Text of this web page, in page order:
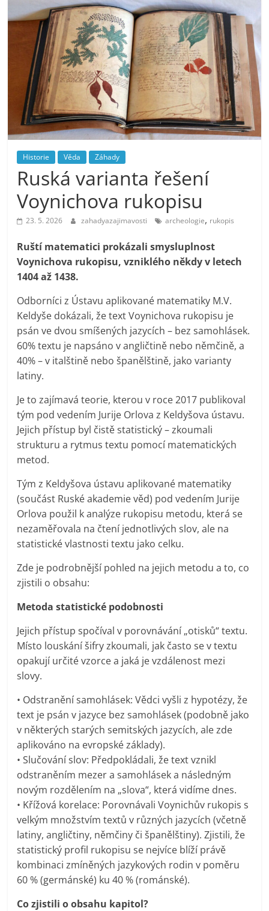
Historie Věda Záhady
Ruská varianta řešení
Voynichova rukopisu
23. 5. 2026 zahadyazajimavosti archeologie, rukopis
Ruští matematici prokázali smysluplnost
Voynichova rukopisu, vzniklého někdy v letech
1404 až 1438.
Odborníci z Ústavu aplikované matematiky M.V.
Keldyše dokázali, že text Voynichova rukopisu je
psán ve dvou smíšených jazycích – bez samohlásek.
60% textu je napsáno v angličtině nebo němčině, a
40% – v italštině nebo španělštině, jako varianty
latiny.
Je to zajímavá teorie, kterou v roce 2017 publikoval
tým pod vedením Jurije Orlova z Keldyšova ústavu.
Jejich přístup byl čistě statistický – zkoumali
strukturu a rytmus textu pomocí matematických
metod.
Tým z Keldyšova ústavu aplikované matematiky
(součást Ruské akademie věd) pod vedením Jurije
Orlova použil k analýze rukopisu metodu, která se
nezaměřovala na čtení jednotlivých slov, ale na
statistické vlastnosti textu jako celku.
Zde je podrobnější pohled na jejich metodu a to, co
zjistili o obsahu:
Metoda statistické podobnosti
Jejich přístup spočíval v porovnávání „otisků“ textu.
Místo louskání šifry zkoumali, jak často se v textu
opakují určité vzorce a jaká je vzdálenost mezi
slovy.
• Odstranění samohlásek: Vědci vyšli z hypotézy, že
text je psán v jazyce bez samohlásek (podobně jako
v některých starých semitských jazycích, ale zde
aplikováno na evropské základy).
• Slučování slov: Předpokládali, že text vznikl
odstraněním mezer a samohlásek a následným
novým rozdělením na „slova“, která vidíme dnes.
• Křížová korelace: Porovnávali Voynichův rukopis s
velkým množstvím textů v různých jazycích (včetně
latiny, angličtiny, němčiny či španělštiny). Zjistili, že
statistický profil rukopisu se nejvíce blíží právě
kombinaci zmíněných jazykových rodin v poměru
60 % (germánské) ku 40 % (románské).
Co zjistili o obsahu kapitol?